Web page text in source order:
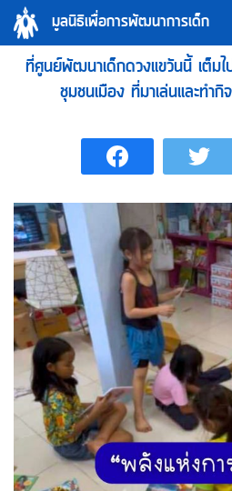
Skip
content
มูลนิธิเพื่อการพัฒนาการเด็ก
ที่ศูนย์พัฒนาเด็กดวงแขวันนี้ เต็มไ
ชุมชนเมือง ที่มาเล่นและทำ